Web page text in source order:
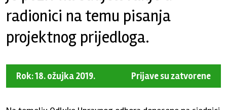
radionici na temu pisanja
projektnog prijedloga.
Rok: 18. ožujka 2019. Prijave su zatvorene